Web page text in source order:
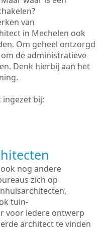
van
in Mechelen ook
Om geheel ontzorgd
de administratieve
Denk hierbij aan het
bij:
nog andere
zich op
tuin-
voor iedere ontwerp
architect te vinden